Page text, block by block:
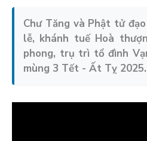
Chư Tăng và Phật tử
lễ, khánh tuế Hoà
phong, trụ trì tổ đình
mùng 3 Tết - Ất Tỵ 2025.